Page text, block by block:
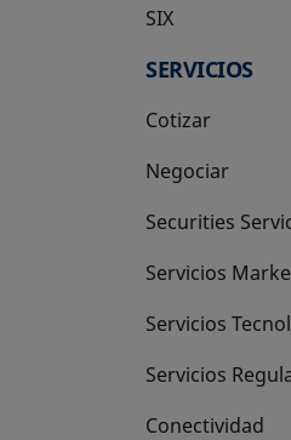
SIX
se abre en una
SERVICIOS
Cotizar
Negociar
Securities
Servicios
Servicios
Servicios
Conectividad